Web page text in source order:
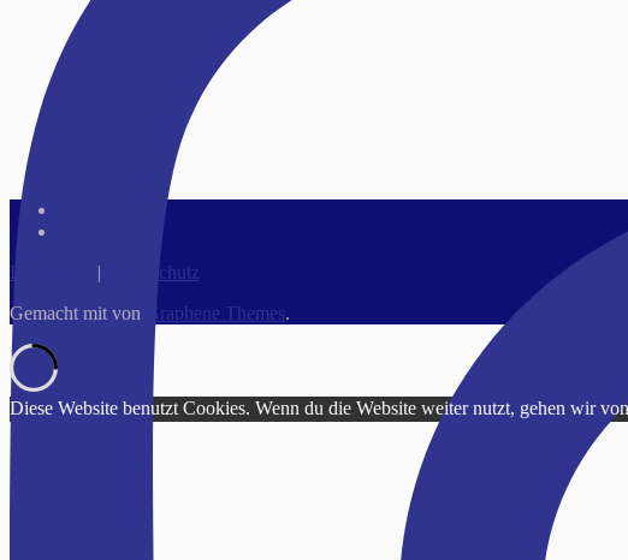
Impressum |
Datenschutz
Gemacht mit von Graphene Themes.
Diese Website benutzt Cookies. Wenn du die Website weiter nutzt, gehen wir